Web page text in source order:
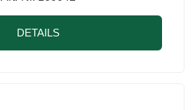
DETAILS